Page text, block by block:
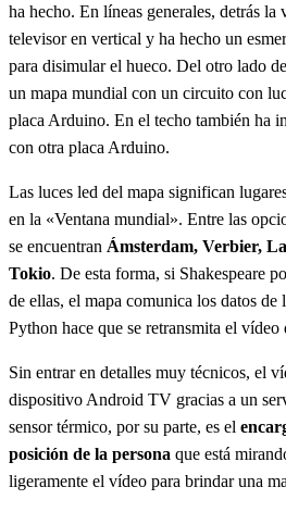
ha hecho. En líneas generales, detrás la
televisor en vertical y ha hecho un
para disimular el hueco. Del otro lado
un mapa mundial con un circuito con
placa Arduino. En el techo también ha
con otra placa Arduino.
Las luces led del mapa significan
en la «Ventana mundial». Entre las
se encuentran Ámsterdam, Verbier,
Tokio. De esta forma, si Shakespeare
de ellas, el mapa comunica los datos
Python hace que se retransmita el vídeo
Sin entrar en detalles muy técnicos, el
dispositivo Android TV gracias a un
sensor térmico, por su parte, es el
posición de la persona que está
ligeramente el vídeo para brindar una